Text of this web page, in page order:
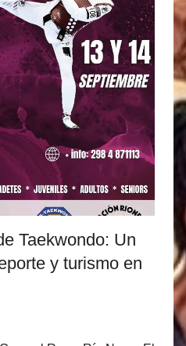
Taekwondo: Un
y turismo en